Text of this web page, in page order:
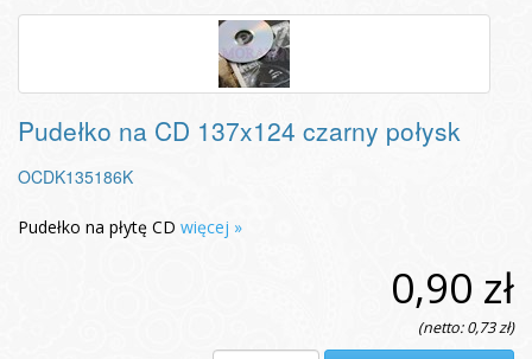
Pudełko na CD 137x124 czarny połysk
OCDK135186K
Pudełko na płytę CD więcej »
0,90 zł
(netto: 0,73 zł)